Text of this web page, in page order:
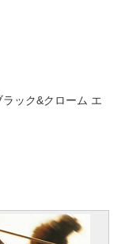
ラック&クローム エ